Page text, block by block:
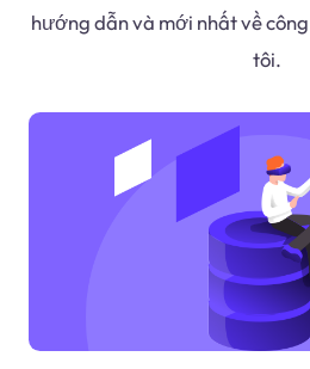
hướng dẫn và mới nhất về
tôi.